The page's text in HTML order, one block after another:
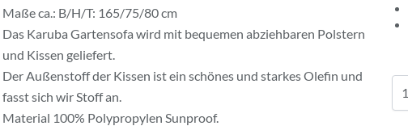
Maße ca.: B/H/T: 165/75/80 cm
Das Karuba Gartensofa wird mit bequemen abziehbaren Polstern
und Kissen geliefert.
Der Außenstoff der Kissen ist ein schönes und starkes Olefin und
fasst sich wir Stoff an.
Material 100% Polypropylen Sunproof.